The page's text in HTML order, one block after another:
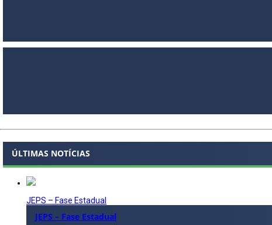
ÚLTIMAS NOTÍCIAS
JEPS – Fase Estadual
JEPS – Fase Estadual